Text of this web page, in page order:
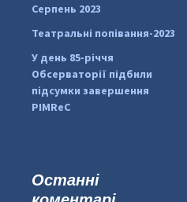
Серпень 2023
Театральні попівання-2023
У день 85-річчя
Обсерваторії підбили
підсумки завершення
PIMReC
Останні